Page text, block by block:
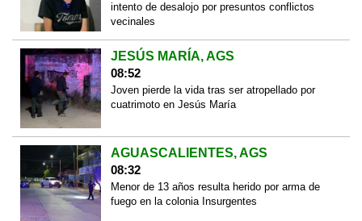
intento de desalojo por presuntos conflictos
vecinales
JESÚS MARÍA, AGS
08:52
Joven pierde la vida tras ser atropellado por
cuatrimoto en Jesús María
AGUASCALIENTES, AGS
08:32
Menor de 13 años resulta herido por arma de
fuego en la colonia Insurgentes